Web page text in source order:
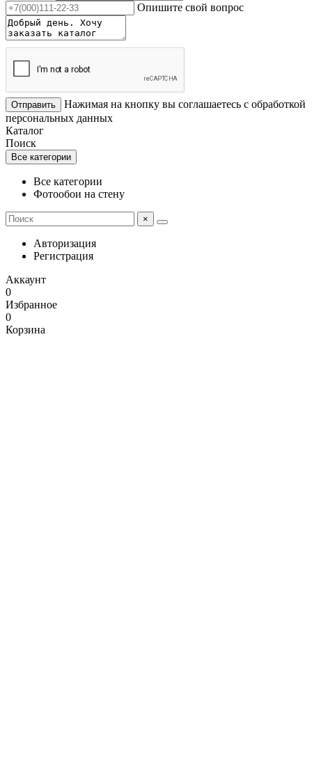
Опишите свой вопрос
Отправить
Нажимая на кнопку вы соглашаетесь с обработкой
персональных данных
Каталог
Поиск
Все категории
Все категории
Фотообои на стену
×
Авторизация
Регистрация
Аккаунт
0
Избранное
0
Корзина